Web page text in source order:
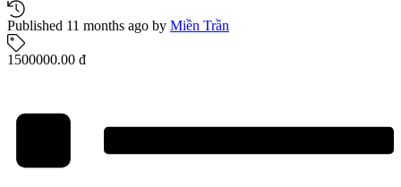
Published 11 months ago by Miền Trần
1500000.00 đ